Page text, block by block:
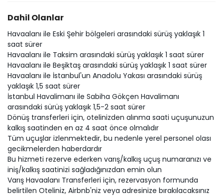
Dahil Olanlar
Havaalanı ile Eski Şehir bölgeleri arasındaki sürüş yaklaşık 1
saat sürer
Havaalanı ile Taksim arasındaki sürüş yaklaşık 1 saat sürer
Havaalanı ile Beşiktaş arasındaki sürüş yaklaşık 1 saat sürer
Havaalanı ile İstanbul'un Anadolu Yakası arasındaki sürüş
yaklaşık 1,5 saat sürer
İstanbul Havalimanı ile Sabiha Gökçen Havalimanı
arasındaki sürüş yaklaşık 1,5-2 saat sürer
Dönüş transferleri için, otelinizden alınma saati uçuşunuzun
kalkış saatinden en az 4 saat önce olmalıdır
Tüm uçuşlar izlenmektedir, bu nedenle yerel personel olası
gecikmelerden haberdardır
Bu hizmeti rezerve ederken varış/kalkış uçuş numaranızı ve
iniş/kalkış saatinizi sağladığınızdan emin olun
Varış Havaalanı Transferleri için, rezervasyon formunda
belirtilen Oteliniz, Airbnb'niz veya adresinize bırakılacaksınız